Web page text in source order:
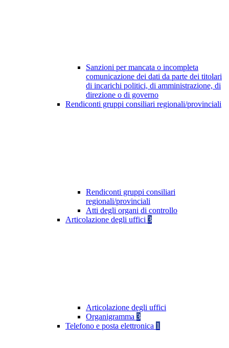
Sanzioni per mancata o incompleta
comunicazione dei dati da parte dei titolari
di incarichi politici, di amministrazione, di
direzione o di governo
Rendiconti gruppi consiliari regionali/provinciali
Rendiconti gruppi consiliari
regionali/provinciali
Atti degli organi di controllo
Articolazione degli uffici 3
Articolazione degli uffici
Organigramma 3
Telefono e posta elettronica 1